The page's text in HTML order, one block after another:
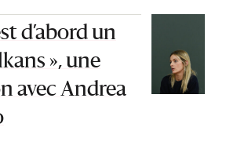
d’abord un
», une
avec Andrea